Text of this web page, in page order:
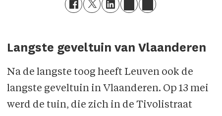
Langste geveltuin van Vlaanderen
Na de langste toog heeft Leuven ook de
langste geveltuin in Vlaanderen. Op 13 mei
werd de tuin, die zich in de Tivolistraat